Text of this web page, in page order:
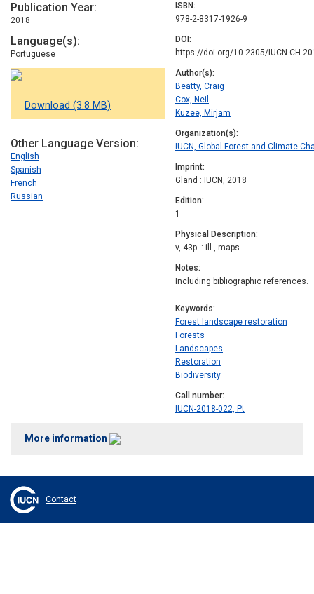
Publication Year
2018
Language(s)
Portuguese
Download (3.8 MB)
Other Language Version
English
Spanish
French
Russian
ISBN
978-2-8317-1926-9
DOI
https://doi.org/10.2305/
Author(s)
Beatty, Craig
Cox, Neil
Kuzee, Mirjam
Organization(s)
IUCN, Global Forest and Climate
Imprint
Gland : IUCN, 2018
Edition
1
Physical Description
v, 43p. : ill., maps
Notes
Including bibliographic references.
Keywords
Forest landscape restoration
Forests
Landscapes
Restoration
Biodiversity
Call number
IUCN-2018-022, Pt
More information
Contact